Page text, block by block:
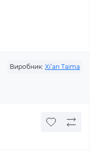
Виробник: Xi‘an Taima